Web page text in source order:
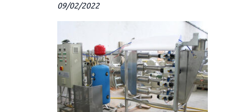
09/02/2022